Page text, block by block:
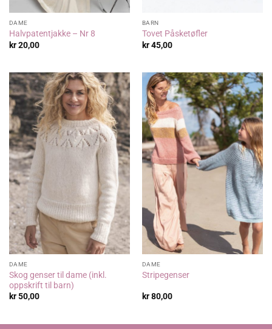
DAME
Halvpatentjakke – Nr 8
kr20,00
BARN
Tovet Påsketøfler
kr45,00
DAME
Skog genser til dame (inkl.
oppskrift til barn)
kr50,00
DAME
Stripegenser
kr80,00